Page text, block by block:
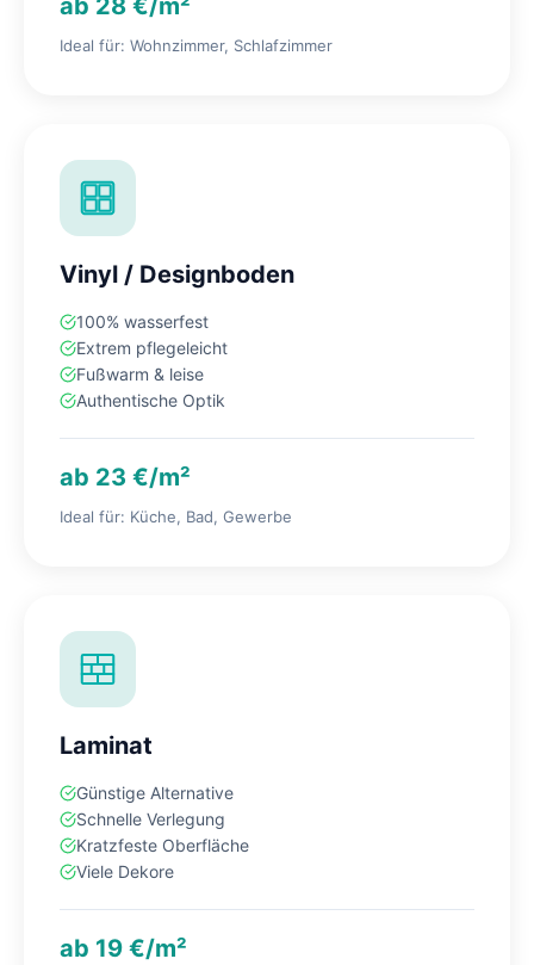
ab 28 €/m²
Ideal für: Wohnzimmer, Schlafzimmer
Vinyl / Designboden
100% wasserfest
Extrem pflegeleicht
Fußwarm & leise
Authentische Optik
ab 23 €/m²
Ideal für: Küche, Bad, Gewerbe
Laminat
Günstige Alternative
Schnelle Verlegung
Kratzfeste Oberfläche
Viele Dekore
ab 19 €/m²